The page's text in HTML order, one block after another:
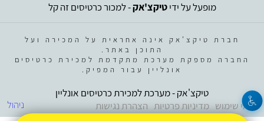
מופעל על ידיטיקצ'אק- למכור כרטיסים זה קל
חברת טיקצ'אק אינה אחראית על המכירה ועל
התוכן באתר.
החברה מספקת מערכת מתקדמת למכירת כרטיסים
אונליין עבור המפיק.
ניהול
טיקצ'אק - מערכת למכירת כרטיסים אונליין
תנאי שימוש מדיניות פרטיות הצהרת נגישות